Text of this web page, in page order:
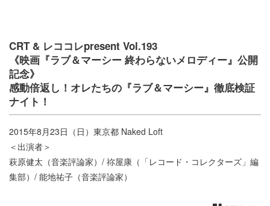
CRT & レココレpresent Vol.193
《映画『ラブ＆マーシー 終わらないメロディー』公開
記念》
感動倍返し！オレたちの『ラブ＆マーシー』徹底検証
ナイト！
2015年8月23日（日）東京都 Naked Loft
＜出演者＞
萩原健太（音楽評論家）/ 祢屋康（「レコード・コレクターズ」編
集部）/ 能地祐子（音楽評論家）